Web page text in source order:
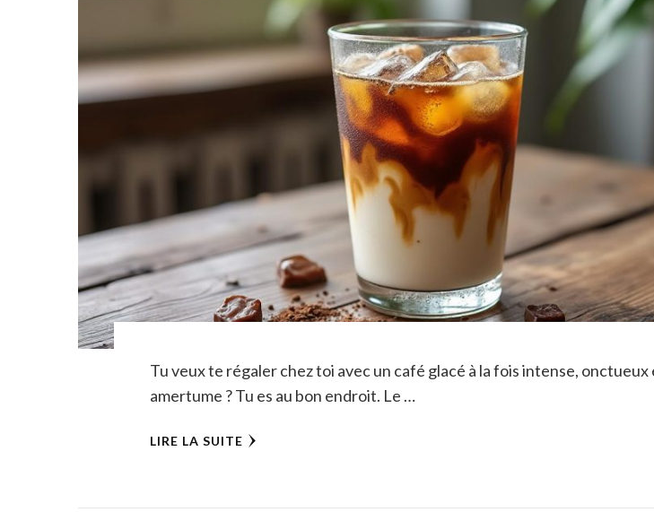
Tu veux te régaler chez toi avec un café glacé à la fois intense, onctueux
amertume ? Tu es au bon endroit. Le …
LIRE LA SUITE